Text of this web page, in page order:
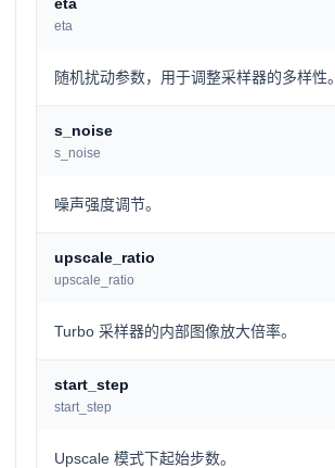
eta
随机扰动参数，用于调整采样器的多样性。
s_noise
s_noise
噪声强度调节。
upscale_ratio
upscale_ratio
Turbo 采样器的内部图像放大倍率。
start_step
start_step
Upscale 模式下起始步数。